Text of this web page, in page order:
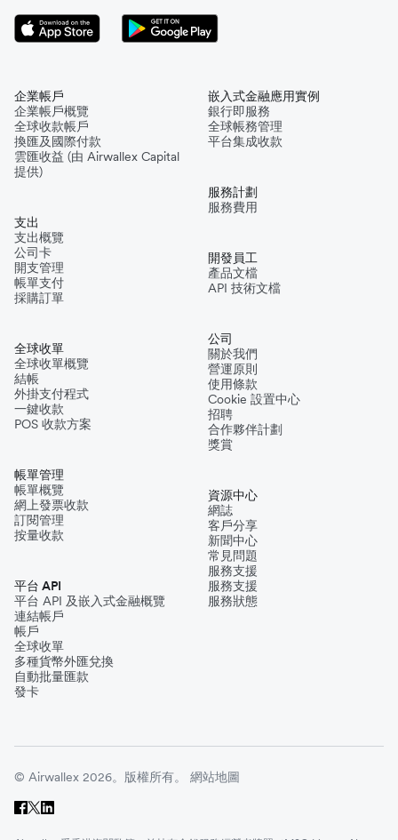
企業帳戶
企業帳戶概覽
全球收款帳戶
換匯及國際付款
雲匯收益 (由 Airwallex Capital
提供)
支出
支出概覽
公司卡
開支管理
帳單支付
採購訂單
全球收單
全球收單概覽
結帳
外掛支付程式
一鍵收款
POS 收款方案
帳單管理
帳單概覽
網上發票收款
訂閱管理
按量收款
平台 API
平台 API 及嵌入式金融概覽
連結帳戶
帳戶
全球收單
多種貨幣外匯兌換
自動批量匯款
發卡
嵌入式金融應用實例
銀行即服務
全球帳務管理
平台集成收款
服務計劃
服務費用
開發員工
產品文檔
API 技術文檔
公司
關於我們
營運原則
使用條款
Cookie 設置中心
招聘
合作夥伴計劃
獎賞
資源中心
網誌
客戶分享
新聞中心
常見問題
服務支援
服務支援
服務狀態
© Airwallex 2026。版權所有。 網站地圖